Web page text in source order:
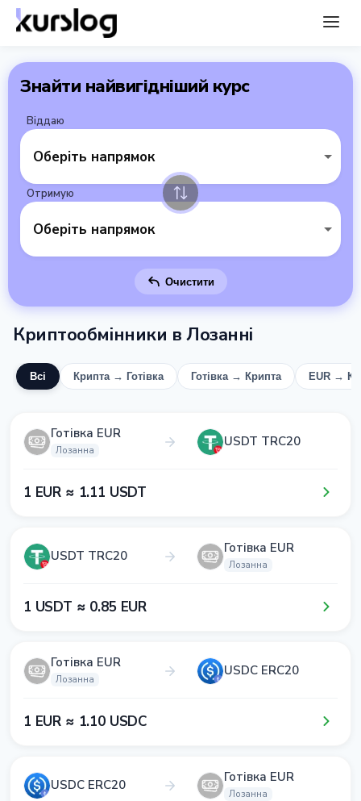
Знайти найвигідніший курс
Віддаю
Оберіть напрямок
Отримую
Оберіть напрямок
Очистити
Криптообмінники в Лозанні
Всі Крипта → Готівка Готівка → Крипта EUR →
Готівка EUR
Лозанна
USDT TRC20
1​ EUR ≈ 1​.1​1​ USDT
USDT TRC20 Готівка EUR
Лозанна
1​ USDT ≈ 0​.8​5​ EUR
Готівка EUR
Лозанна
USDC ERC20
1​ EUR ≈ 1​.1​0​ USDC
USDC ERC20 Готівка EUR
Лозанна